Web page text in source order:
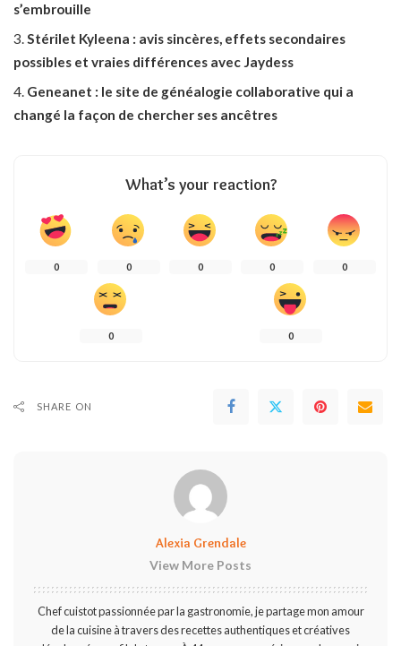
s’embrouille
Stérilet Kyleena : avis sincères, effets secondaires
possibles et vraies différences avec Jaydess
Geneanet : le site de généalogie collaborative qui a
changé la façon de chercher ses ancêtres
What’s your reaction?
0 0 0 0 0
0 0
SHARE ON
Alexia Grendale
View More Posts
Chef cuistot passionnée par la gastronomie, je partage mon amour
de la cuisine à travers des recettes authentiques et créatives